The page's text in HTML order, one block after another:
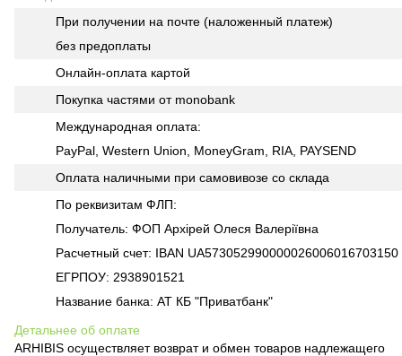
При получении на почте (наложенный платеж)
без предоплаты
Онлайн-оплата картой
Покупка частями от monobank
Международная оплата:
PayPal, Western Union, MoneyGram, RIA, PAYSEND
Оплата наличными при самовивозе со склада
По реквизитам ФЛП:
Получатель: ФОП Архірей Олеся Валеріївна
Расчетный счет: IBAN UA573052990000026006016703150
ЕГРПОУ: 2938901521
Название банка: АТ КБ "Приватбанк"
Детальнее об оплате
ARHIBIS осуществляет возврат и обмен товаров надлежащего